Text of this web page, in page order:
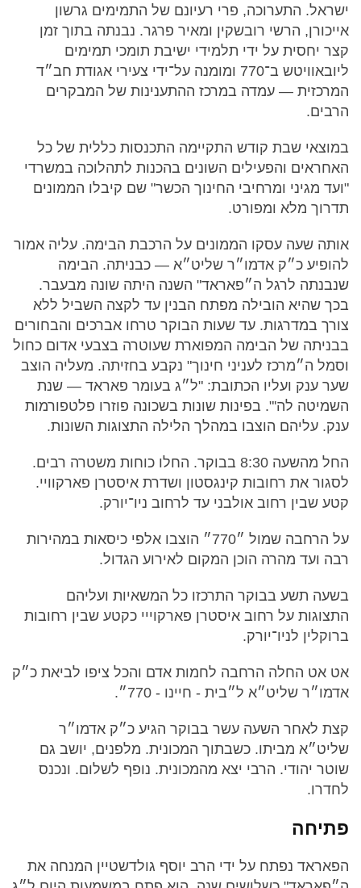
ישראל. התערוכה, פרי רעיונם של התמימים גרשון
אייכורן, הרשי רובשקין ומאיר פרגר. נבנתה בתוך זמן
קצר יחסית על ידי תלמידי ישיבת תומכי תמימים
ליובאוויטש ב־770 ומומנה על־ידי צעירי אגודת חב״ד
המרכזית — עמדה במרכז ההתענינות של המבקרים
הרבים.
במוצאי שבת קודש התקיימה התכנסות כללית של כל
האחראים והפעילים השונים בהכנות לתהלוכה במשרדי
"ועד מגיני ומרחיבי החינוך הכשר" שם קיבלו הממונים
תדרוך מלא ומפורט.
אותה שעה עסקו הממונים על הרכבת הבימה. עליה אמור
להופיע כ״ק אדמו״ר שליט״א — כבניתה. הבימה
שנבנתה לרגל ה״פאראד" השנה היתה שונה מבעבר.
בכך שהיא הובילה מפתח הבנין עד לקצה השביל ללא
צורך במדרגות. עד שעות הבוקר טרחו אברכים והבחורים
בבניתה של הבימה המפוארת שעוטרה בצבעי אדום כחול
וסמל ה״מרכז לעניני חינוך" נקבע בחזיתה. מעליה הוצב
שער ענק ועליו הכתובת: "ל״ג בעומר פאראד — שנת
השמיטה לה'". בפינות שונות בשכונה פוזרו פלטפורמות
ענק. עליהם הוצבו במהלך הלילה התצוגות השונות.
החל מהשעה 8:30 בבוקר. החלו כוחות משטרה רבים.
לסגור את רחובות קינגסטון ושדרת איסטרן פארקוויי.
קטע שבין רחוב אולבני עד לרחוב ניו־יורק.
על הרחבה שמול ״770״ הוצבו אלפי כיסאות במהירות
רבה ועד מהרה הוכן המקום לאירוע הגדול.
בשעה תשע בבוקר התרכזו כל המשאיות ועליהם
התצוגות על רחוב איסטרן פארקוייי כקטע שבין רחובות
ברוקלין לניו־יורק.
אט אט החלה הרחבה לחמות אדם והכל ציפו לביאת כ״ק
אדמו״ר שליט״א ל״בית - חיינו - 770״.
קצת לאחר השעה עשר בבוקר הגיע כ״ק אדמו״ר
שליט״א מביתו. כשבתוך המכונית. מלפנים, יושב גם
שוטר יהודי. הרבי יצא מהמכונית. נופף לשלום. ונכנס
לחדרו.
פתיחה
הפאראד נפתח על ידי הרב יוסף גולדשטיין המנחה את